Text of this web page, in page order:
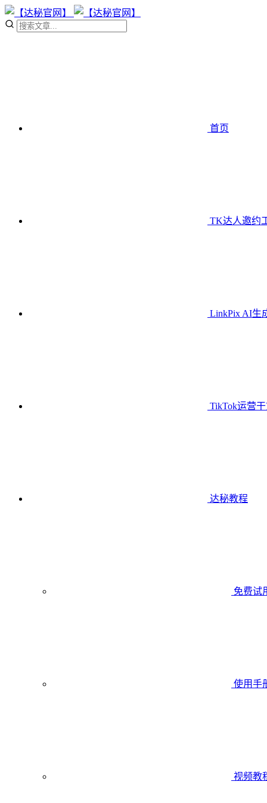
首页
TK达人邀约
LinkPix AI生
TikTok运营
达秘教程
免费试
使用手
视频教